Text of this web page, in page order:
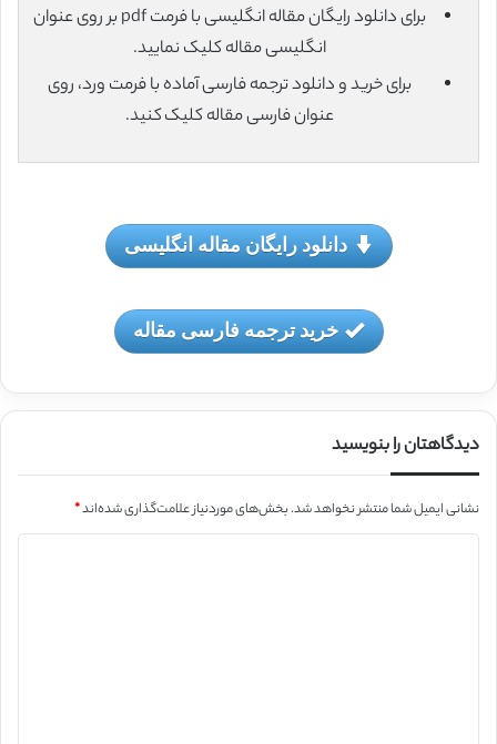
برای دانلود رایگان مقاله انگلیسی با فرمت pdf بر روی عنوان
انگلیسی مقاله کلیک نمایید.
برای خرید و دانلود ترجمه فارسی آماده با فرمت ورد، روی
عنوان فارسی مقاله کلیک کنید.
دانلود رایگان مقاله انگلیسی
خرید ترجمه فارسی مقاله
دیدگاهتان را بنویسید
نشانی ایمیل شما منتشر نخواهد شد.بخش‌های موردنیاز علامت‌گذاری شده‌اند*